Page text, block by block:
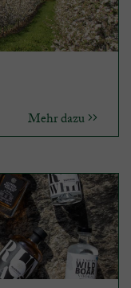
Mehr dazu